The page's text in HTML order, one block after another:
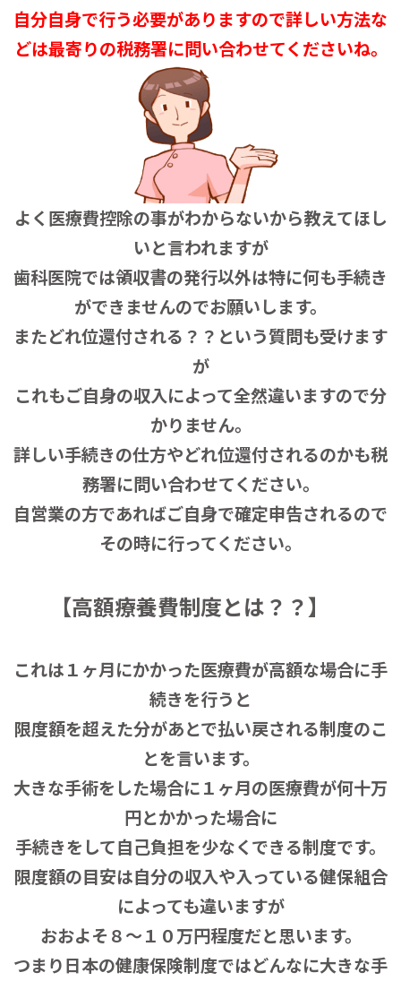
自分自身で行う必要がありますので詳しい方法な
どは最寄りの税務署に問い合わせてくださいね。
よく医療費控除の事がわからないから教えてほし
いと言われますが
歯科医院では領収書の発行以外は特に何も手続き
ができませんのでお願いします。
またどれ位還付される？？という質問も受けます
が
これもご自身の収入によって全然違いますので分
かりません。
詳しい手続きの仕方やどれ位還付されるのかも税
務署に問い合わせてください。
自営業の方であればご自身で確定申告されるので
その時に行ってください。
【高額療養費制度とは？？】
これは１ヶ月にかかった医療費が高額な場合に手
続きを行うと
限度額を超えた分があとで払い戻される制度のこ
とを言います。
大きな手術をした場合に１ヶ月の医療費が何十万
円とかかった場合に
手続きをして自己負担を少なくできる制度です。
限度額の目安は自分の収入や入っている健保組合
によっても違いますが
おおよそ８〜１０万円程度だと思います。
つまり日本の健康保険制度ではどんなに大きな手